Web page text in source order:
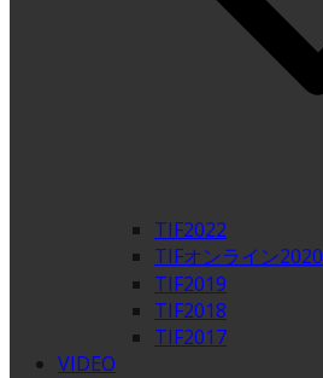
TIF2022
TIFオンライン2020
TIF2019
TIF2018
TIF2017
VIDEO